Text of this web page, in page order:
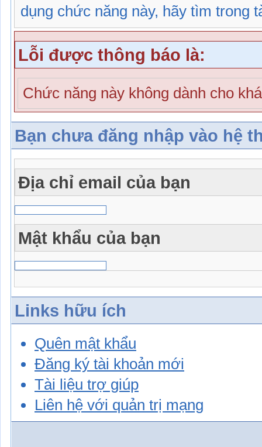
dụng chức năng này, hãy tìm trong
Lỗi được thông báo là:
Chức năng này không dành cho
Bạn chưa đăng nhập vào hệ
Địa chỉ email của bạn
Mật khẩu của bạn
Links hữu ích
Quên mật khẩu
Đăng ký tài khoản mới
Tài liệu trợ giúp
Liên hệ với quản trị mạng